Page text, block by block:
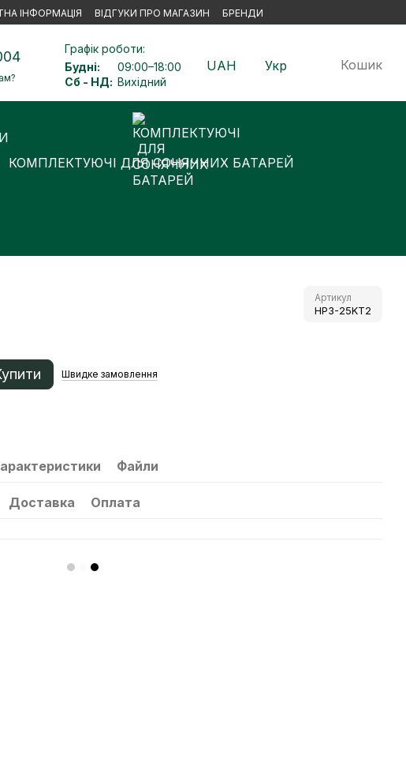
ІНФОРМАЦІЯ ВІДГУКИ ПРО МАГАЗИН БРЕНДИ
Графік роботи:
Будні:
09:00–18:00
Сб - НД: Вихідний
UAH Укр Кошик
КОМПЛЕКТУЮЧІ ДЛЯ СОНЯЧНИХ БАТАРЕЙ
Артикул
HP3-25KT2
Швидке замовлення
Файли
Доставка Оплата